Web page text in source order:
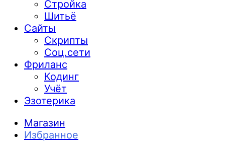
Стройка
Шитьё
Сайты
Скрипты
Соц.сети
Фриланс
Кодинг
Учёт
Эзотерика
Магазин
Избранное